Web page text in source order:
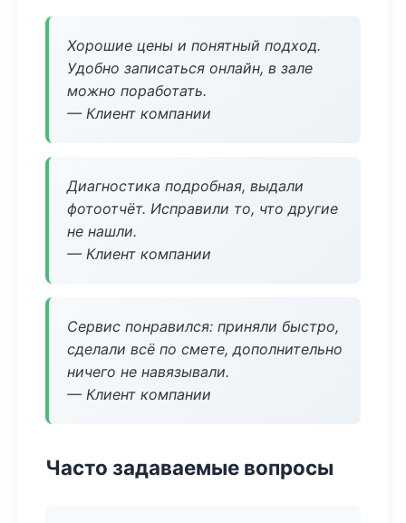
Хорошие цены и понятный подход.
Удобно записаться онлайн, в зале
можно поработать.
— Клиент компании
Диагностика подробная, выдали
фотоотчёт. Исправили то, что другие
не нашли.
— Клиент компании
Сервис понравился: приняли быстро,
сделали всё по смете, дополнительно
ничего не навязывали.
— Клиент компании
Часто задаваемые вопросы